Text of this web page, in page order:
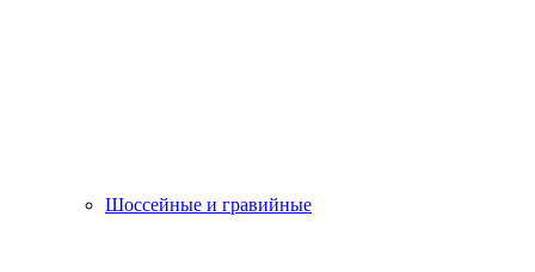
Шоссейные и гравийные